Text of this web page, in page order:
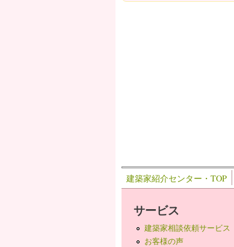
建築家紹介センター・TOP
サービス
建築家相談依頼サービス
お客様の声